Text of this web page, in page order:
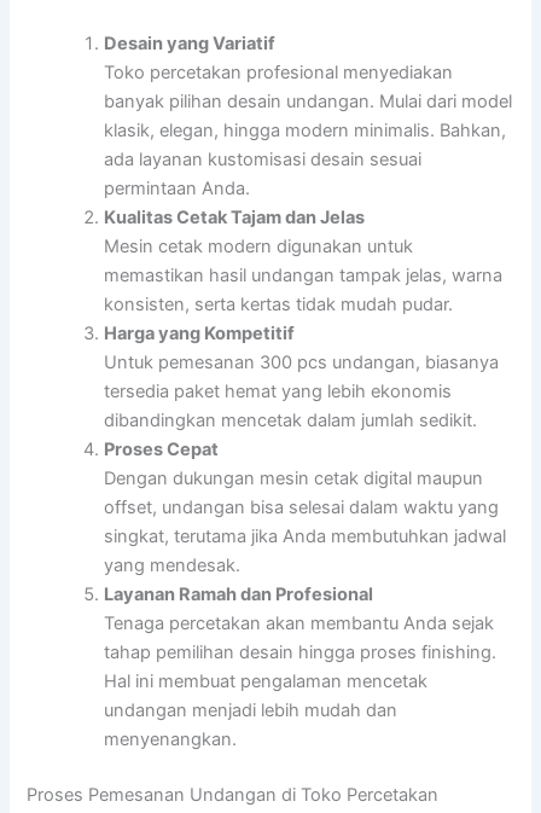
Desain yang Variatif
Toko percetakan profesional menyediakan
banyak pilihan desain undangan. Mulai dari model
klasik, elegan, hingga modern minimalis. Bahkan,
ada layanan kustomisasi desain sesuai
permintaan Anda.
Kualitas Cetak Tajam dan Jelas
Mesin cetak modern digunakan untuk
memastikan hasil undangan tampak jelas, warna
konsisten, serta kertas tidak mudah pudar.
Harga yang Kompetitif
Untuk pemesanan 300 pcs undangan, biasanya
tersedia paket hemat yang lebih ekonomis
dibandingkan mencetak dalam jumlah sedikit.
Proses Cepat
Dengan dukungan mesin cetak digital maupun
offset, undangan bisa selesai dalam waktu yang
singkat, terutama jika Anda membutuhkan jadwal
yang mendesak.
Layanan Ramah dan Profesional
Tenaga percetakan akan membantu Anda sejak
tahap pemilihan desain hingga proses finishing.
Hal ini membuat pengalaman mencetak
undangan menjadi lebih mudah dan
menyenangkan.
Proses Pemesanan Undangan di Toko Percetakan